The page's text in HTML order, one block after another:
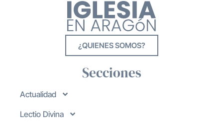
¿QUIENES SOMOS?
Secciones
Actualidad
Lectio Divina